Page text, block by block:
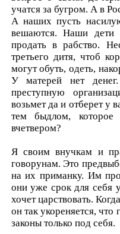
учатся за бугром. А в
А наших пусть
вешаются. Наши дети
продать в рабство.
третьего дитя, чтоб
могут обуть, одеть,
У матерей нет
преступную
возьмет да и отберет у
тем быдлом,
вчетвером?
Я своим внучкам и
говорунам. Это
на их приманку. Им
они уже срок для себя
хочет царствовать.
он так укореняется,
законы только под себя.